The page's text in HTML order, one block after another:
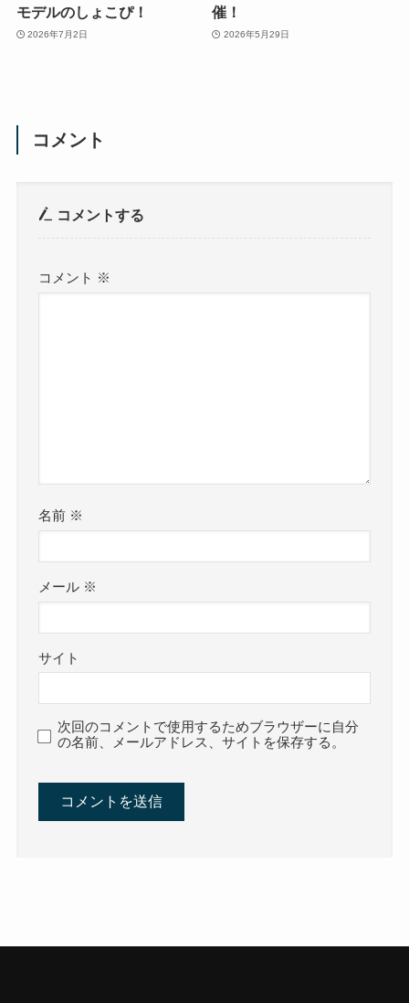
モデルのしょこぴ！
2026年7月2日
催！
2026年5月29日
コメント
コメントする
コメント ※
名前 ※
メール ※
サイト
次回のコメントで使用するためブラウザーに自分
の名前、メールアドレス、サイトを保存する。